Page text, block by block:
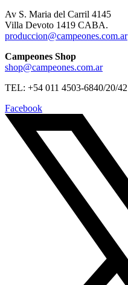
Av S. Maria del Carril 4145
Villa Devoto 1419 CABA.
produccion@campeones.com.ar
Campeones Shop
shop@campeones.com.ar
TEL: +54 011 4503-6840/20/42
Facebook